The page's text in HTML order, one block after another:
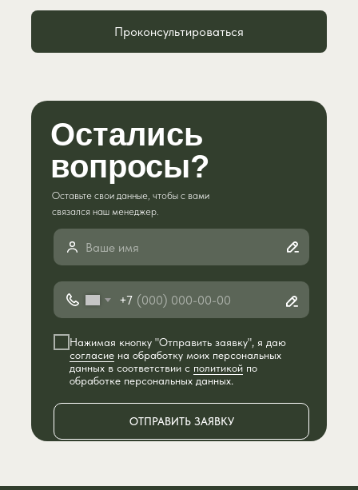
Проконсультироваться
+7
Нажимая кнопку "Отправить заявку", я даю
согласие на обработку моих персональных
данных в соответствии с политикой по
обработке персональных данных.
ОТПРАВИТЬ ЗАЯВКУ
Остались
вопросы?
Оставьте свои данные, чтобы с вами
связался наш менеджер.